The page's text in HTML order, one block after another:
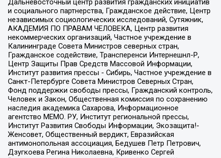
Дальневосточный центр развития гражданских инициатив
и социального партнерства, Гражданское действие, Центр
независимых социологических исследований, Сутяжник,
АКАДЕМИЯ ПО ПРАВАМ ЧЕЛОВЕКА, Центр развития
некоммерческих организаций, Частное учреждение в
Калининграде Совета Министров северных стран,
Гражданское содействие, Трансперенси Интернешнл-Р,
Центр Защиты Прав Средств Массовой Информации,
Институт развития прессы - Сибирь, Частное учреждение в
Санкт-Петербурге Совета Министров Северных Стран,
Фонд поддержки свободы прессы, Гражданский контроль,
Человек и Закон, Общественная комиссия по сохранению
наследия академика Сахарова, Информационное
агентство МЕМО. РУ, Институт региональной прессы,
Институт Развития Свободы Информации, Экозащита!-
Женсовет, Общественный вердикт, Евразийская
антимонопольная ассоциация, Бедушев Петр Петрович,
Дзугкоева Регина Николаевна, Кривенко Сергей